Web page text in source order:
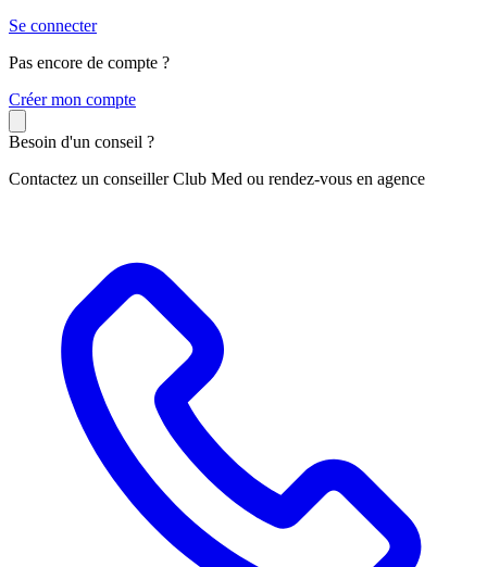
Se connecter
Pas encore de compte ?
Créer mon compte
Besoin d'un conseil ?
Contactez un conseiller Club Med ou rendez-vous en agence